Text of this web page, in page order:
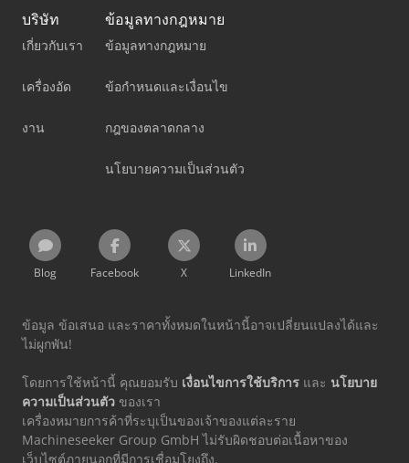
บริษัท
เกี่ยวกับเรา
เครื่องอัด
งาน
ข้อมูลทางกฎหมาย
ข้อมูลทางกฎหมาย
ข้อกำหนดและเงื่อนไข
กฎของตลาดกลาง
นโยบายความเป็นส่วนตัว
Blog Facebook X LinkedIn
ข้อมูล ข้อเสนอ และราคาทั้งหมดในหน้านี้อาจเปลี่ยนแปลงได้และ
ไม่ผูกพัน!
โดยการใช้หน้านี้ คุณยอมรับ เงื่อนไขการใช้บริการ และ นโยบาย
ความเป็นส่วนตัว ของเรา
เครื่องหมายการค้าที่ระบุเป็นของเจ้าของแต่ละราย
Machineseeker Group GmbH ไม่รับผิดชอบต่อเนื้อหาของ
เว็บไซต์ภายนอกที่มีการเชื่อมโยงถึง.